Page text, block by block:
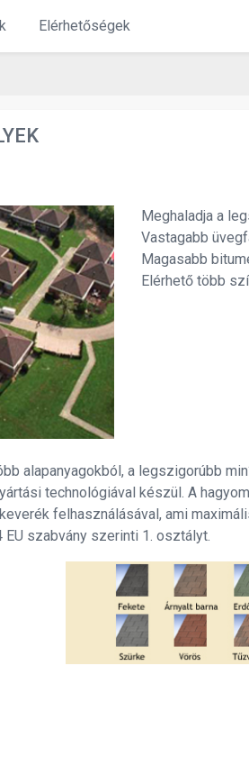
Elérhetőségek
Meghaladja a
Vastagabb
Magasabb
Elérhető több
alapanyagokból, a legszigorúbb
technológiával készül. A
felhasználásával, ami
szabvány szerinti 1. osztályt.